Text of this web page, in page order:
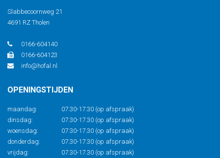
Slabbecoornweg 21
4691 RZ Tholen
0166-604140
0166-604123
info@hofal.nl
OPENINGSTIJDEN
maandag:
07.30-17.30 (op afspraak)
dinsdag:
07.30-17.30 (op afspraak)
woensdag:
07.30-17.30 (op afspraak)
donderdag:
07.30-17.30 (op afspraak)
vrijdag:
07.30-17.30 (op afspraak)